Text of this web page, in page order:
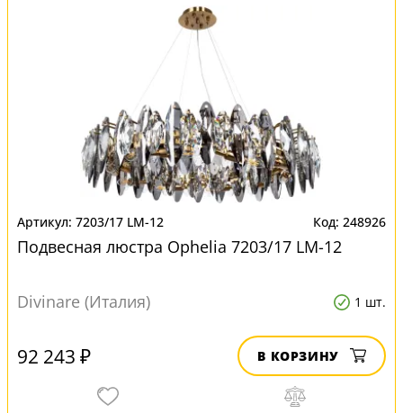
7203/17 LM-12 248926
Подвесная люстра Ophelia 7203/17 LM-12
Divinare (Италия) 1 шт.
92 243 ₽ В КОРЗИНУ